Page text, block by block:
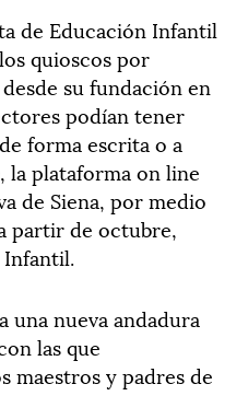
de Educación Infantil
quioscos por
su fundación en
podían tener
forma escrita o a
la plataforma on line
de Siena, por medio
partir de octubre,
Infantil.
una nueva andadura
las que
maestros y padres de